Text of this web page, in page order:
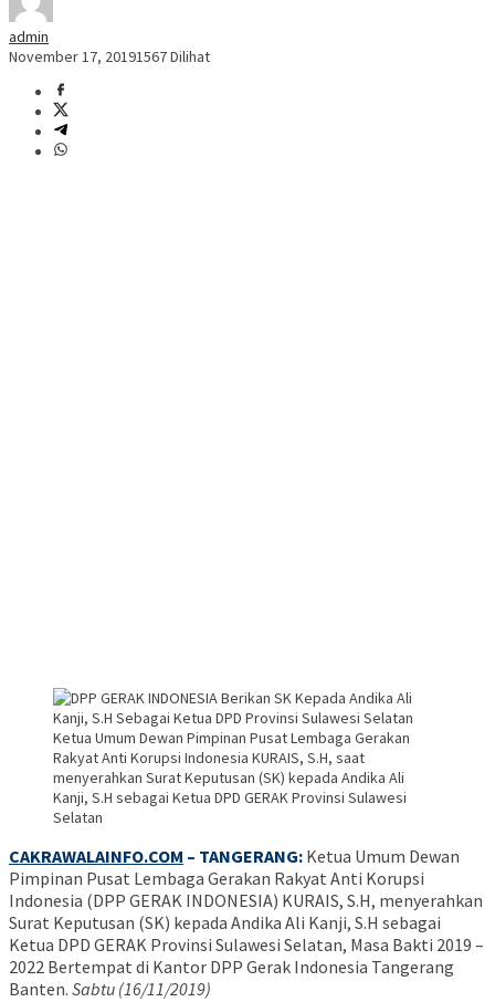
admin
November 17, 20191567 Dilihat
Ketua Umum Dewan Pimpinan Pusat Lembaga Gerakan
Rakyat Anti Korupsi Indonesia KURAIS, S.H, saat
menyerahkan Surat Keputusan (SK) kepada Andika Ali
Kanji, S.H sebagai Ketua DPD GERAK Provinsi Sulawesi
Selatan
CAKRAWALAINFO.COM – TANGERANG: Ketua Umum Dewan
Pimpinan Pusat Lembaga Gerakan Rakyat Anti Korupsi
Indonesia (DPP GERAK INDONESIA) KURAIS, S.H, menyerahkan
Surat Keputusan (SK) kepada Andika Ali Kanji, S.H sebagai
Ketua DPD GERAK Provinsi Sulawesi Selatan, Masa Bakti 2019 –
2022 Bertempat di Kantor DPP Gerak Indonesia Tangerang
Banten. Sabtu (16/11/2019)